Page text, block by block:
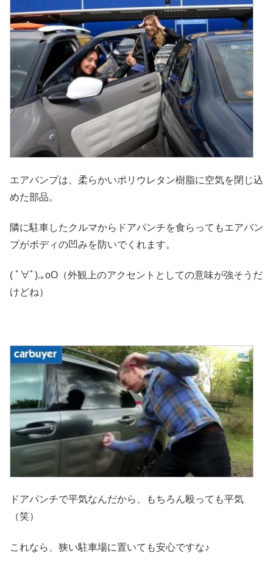
エアバンプは、柔らかいポリウレタン樹脂に空気を閉じ込
めた部品。
隣に駐車したクルマからドアパンチを食らってもエアバン
プがボディの凹みを防いでくれます。
( ﾟ∀ﾟ).｡oO（外観上のアクセントとしての意味が強そうだ
けどね）
ドアパンチで平気なんだから、もちろん殴っても平気
（笑）
これなら、狭い駐車場に置いても安心ですな♪